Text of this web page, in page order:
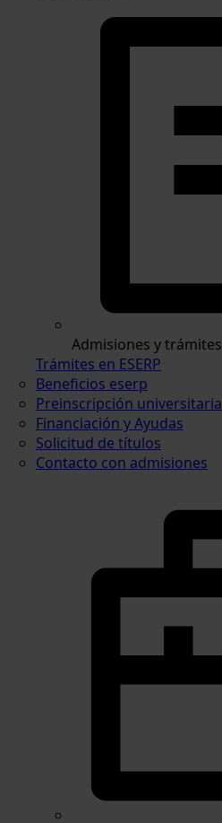
Admisiones y trámites
Trámites en ESERP
Beneficios eserp
Preinscripción universitaria
Financiación y Ayudas
Solicitud de títulos
Contacto con admisiones